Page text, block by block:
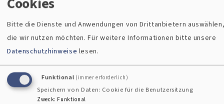
Die nächsten
Veranstaltun
gen
Gemeindefin
der
Bitte die Dienste und Anwendungen von Drittanbietern
die wir nutzen möchten.Für weitere Informationen bitte unsere
Datenschutzhinweise lesen.
Funktional (immer erforderlich)
Speichern von Daten: Cookie für die Benutzersitzung
Zweck: Funktional